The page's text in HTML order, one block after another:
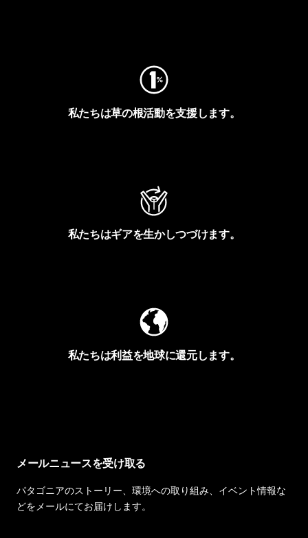
私たちは草の根活動を支援します。
私たちはギアを生かしつづけます。
私たちは利益を地球に還元します。
メールニュースを受け取る
パタゴニアのストーリー、環境への取り組み、イベント情報な
どをメールにてお届けします。